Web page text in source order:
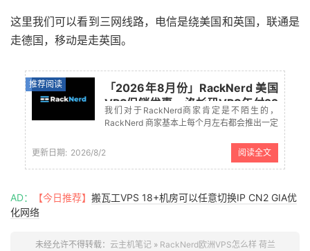
这里我们可以看到三网线路，电信是绕美国和英国，联通是
走德国，移动是走英国。
推荐阅读
「2026年8月份」RackNerd 美国
VPS促销优惠 - 洛杉矶VPS年付22
美元起
我们对于RackNerd商家肯定是不陌生的，
RackNerd 商家基本上每个月左右都会推出一定
要面向的是需要低价年付的美国VPS、欧洲
VPS主机。之前的RackNerd的促销活动依然有
效，有需的可...
更新日期: 2026/8/2 阅读全文
AD： 【今日推荐】 搬瓦工VPS 18+机房可以任意切换IP CN2 GIA优
化网络
未经允许不得转载： 云主机笔记» RackNerd欧洲VPS怎么样 荷兰